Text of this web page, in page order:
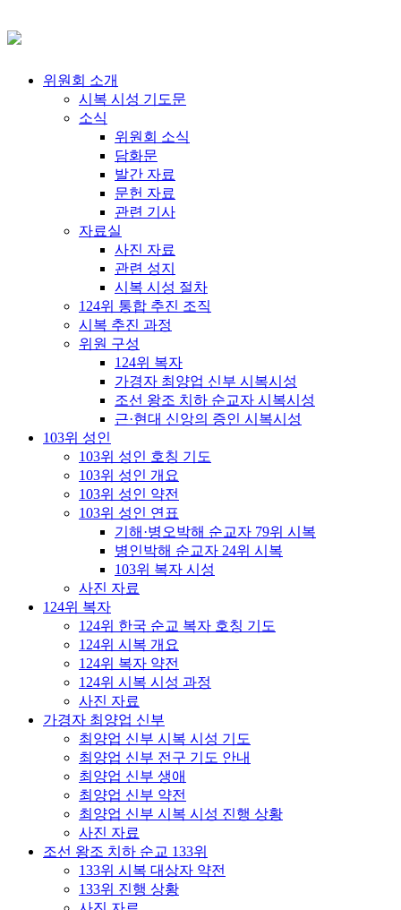
위원회 소개
시복 시성 기도문
소식
위원회 소식
담화문
발간 자료
문헌 자료
관련 기사
자료실
사진 자료
관련 성지
시복 시성 절차
124위 통합 추진 조직
시복 추진 과정
위원 구성
124위 복자
가경자 최양업 신부 시복시성
조선 왕조 치하 순교자 시복시성
근·현대 신앙의 증인 시복시성
103위 성인
103위 성인 호칭 기도
103위 성인 개요
103위 성인 약전
103위 성인 연표
기해·병오박해 순교자 79위 시복
병인박해 순교자 24위 시복
103위 복자 시성
사진 자료
124위 복자
124위 한국 순교 복자 호칭 기도
124위 시복 개요
124위 복자 약전
124위 시복 시성 과정
사진 자료
가경자 최양업 신부
최양업 신부 시복 시성 기도
최양업 신부 전구 기도 안내
최양업 신부 생애
최양업 신부 약전
최양업 신부 시복 시성 진행 상황
사진 자료
조선 왕조 치하 순교 133위
133위 시복 대상자 약전
133위 진행 상황